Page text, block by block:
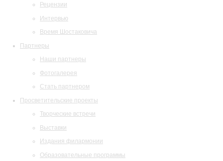
Рецензии
Интервью
Время Шостаковича
Партнеры
Наши партнеры
Фотогалерея
Стать партнером
Просветительские проекты
Творческие встречи
Выставки
Издания филармонии
Образовательные программы